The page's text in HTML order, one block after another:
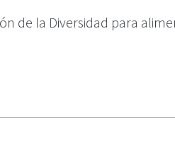
de la Diversidad para